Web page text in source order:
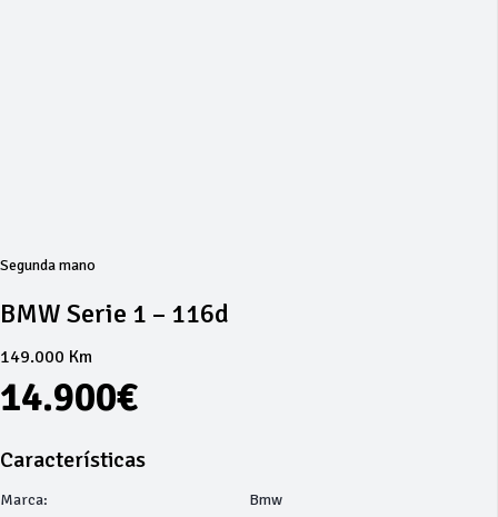
Segunda mano
BMW Serie 1 – 116d
149.000 Km
14.900€
Características
Marca: Bmw